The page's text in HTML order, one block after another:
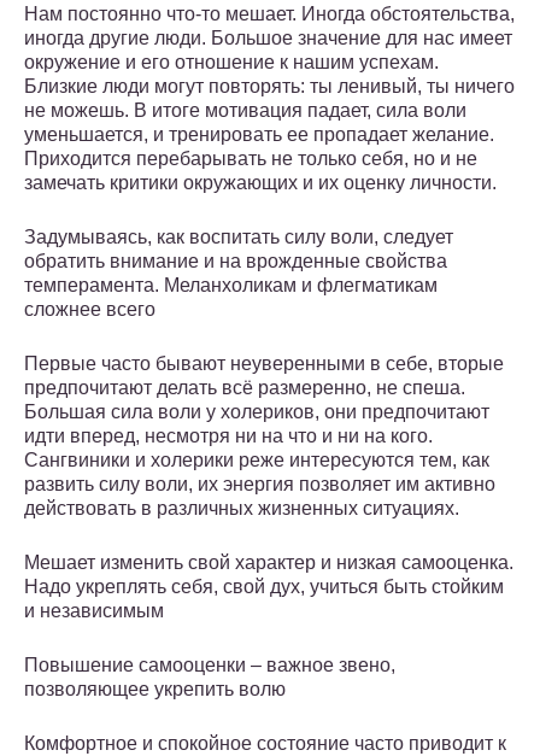
Нам постоянно что-то мешает. Иногда обстоятельства,
иногда другие люди. Большое значение для нас имеет
окружение и его отношение к нашим успехам.
Близкие люди могут повторять: ты ленивый, ты ничего
не можешь. В итоге мотивация падает, сила воли
уменьшается, и тренировать ее пропадает желание.
Приходится перебарывать не только себя, но и не
замечать критики окружающих и их оценку личности.
Задумываясь, как воспитать силу воли, следует
обратить внимание и на врожденные свойства
темперамента. Меланхоликам и флегматикам
сложнее всего
Первые часто бывают неуверенными в себе, вторые
предпочитают делать всё размеренно, не спеша.
Большая сила воли у холериков, они предпочитают
идти вперед, несмотря ни на что и ни на кого.
Сангвиники и холерики реже интересуются тем, как
развить силу воли, их энергия позволяет им активно
действовать в различных жизненных ситуациях.
Мешает изменить свой характер и низкая самооценка.
Надо укреплять себя, свой дух, учиться быть стойким
и независимым
Повышение самооценки – важное звено,
позволяющее укрепить волю
Комфортное и спокойное состояние часто приводит к